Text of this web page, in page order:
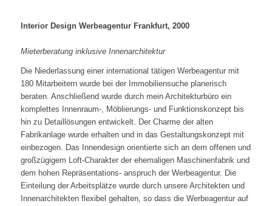
Interior Design Werbeagentur Frankfurt, 2000
Mieterberatung inklusive Innenarchitektur
Die Niederlassung einer international tätigen Werbeagentur mit
180 Mitarbeitern wurde bei der Immobiliensuche planerisch
beraten. Anschließend wurde durch mein Architekturbüro ein
komplettes Innenraum-, Möblierungs- und Funktionskonzept bis
hin zu Detaillösungen entwickelt. Der Charme der alten
Fabrikanlage wurde erhalten und in das Gestaltungskonzept mit
einbezogen. Das Innendesign orientierte sich an dem offenen und
großzügigem Loft-Charakter der ehemaligen Maschinenfabrik und
dem hohen Repräsentations- anspruch der Werbeagentur. Die
Einteilung der Arbeitsplätze wurde durch unsere Architekten und
Innenarchitekten flexibel gehalten, so dass die Werbeagentur auf